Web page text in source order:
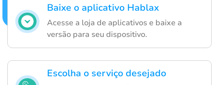
Baixe o aplicativo Hablax
Acesse a loja de aplicativos e baixe a
versão para seu dispositivo.
Escolha o serviço desejado